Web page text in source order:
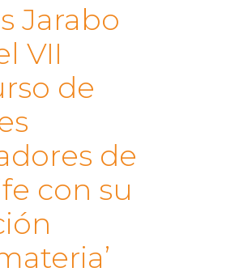
Jarabo
VII
de
de
con su